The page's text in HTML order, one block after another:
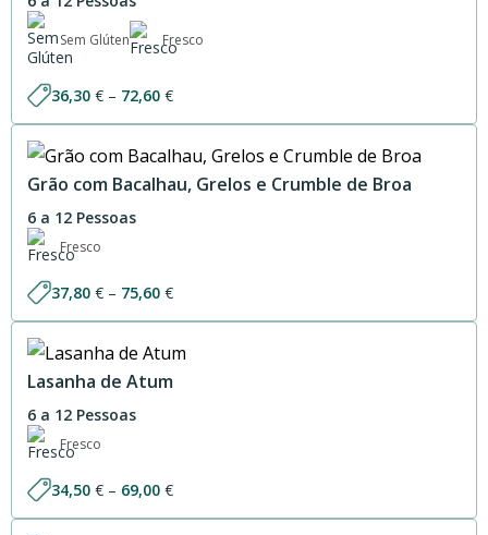
Sem Glúten Fresco
36,30 € – 72,60 €Price
through
72,60 €
Grão com Bacalhau, Grelos e Crumble de Broa
6 a 12 Pessoas
Fresco
37,80 € – 75,60 €Price
through
Lasanha de Atum
6 a 12 Pessoas
Fresco
34,50 € – 69,00 €Price